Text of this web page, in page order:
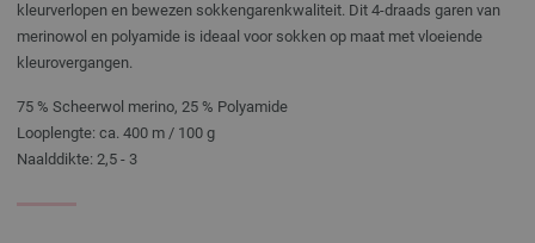
kleurverlopen en bewezen sokkengarenkwaliteit. Dit 4-draads garen van
merinowol en polyamide is ideaal voor sokken op maat met vloeiende
kleurovergangen.
75 % Scheerwol merino, 25 % Polyamide
Looplengte: ca. 400 m / 100 g
Naalddikte: 2,5 - 3